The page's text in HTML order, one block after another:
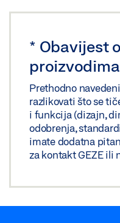
* Obavijest
proizvodima
Prethodno
razlikovati što se
i funkcija (dizajn,
odobrenja,
imate dodatna
za kontakt GEZE ili